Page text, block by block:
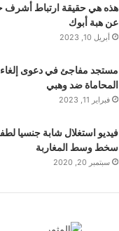
هذه هي حقيقة ارتباط أشرف
عن هبة أبوك
أبريل 10, 2023
مستجد مفاجئ في دعوى إلغاء
المحاماة ضد وهبي
فبراير 11, 2023
فيديو استغلال شابة جنسيا
سخط وسط المغاربة
سبتمبر 20, 2020